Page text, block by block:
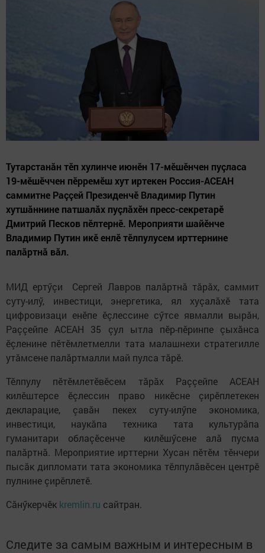
Тутарстанăн тӗп хулинче июнӗн 17-мӗшӗнчен пуçласа
19-мӗшӗччен пӗрремӗш хут иртекен Россия-АСЕАН
саммитне Раççей Президенчӗ Владимир Путин
хутшăннине патшалăх пуçлăхӗн пресс-секретарӗ
Дмитрий Песков пӗлтернӗ. Мероприяти шайӗнче
Владимир Путин икӗ енлӗ тӗлпулусем ирттернине
палăртнă вăл.
МИД ертӳçи Сергей Лавров палăртнă тăрăх, саммит
суту-илӳ, инвестици, энергетика, ял хуçалăхӗ тата
цифровизаци енӗпе ӗçлессине сӳтсе явмалли вырăн,
Раççейпе АСЕАН 35 çул ытла пӗр-пӗринпе çыхăнса
ӗçленине пӗтӗмлетмелли тата малашнехи стратегилле
утăмсене палăртмалли май пулса тăрӗ.
Тӗлпулу пӗтӗмлетӗвӗсем тăрăх Раççейпе АСЕАН
килӗштерсе ӗçлессин право никӗсне çирӗплетекен
декларацие, çавăн пекех суту-илӳпе экономика,
инвестици, наукăпа техника тата культурăпа
гуманитари облаçӗсенче килӗшӳсене алă пусма
палăртнă. Мероприятие ирттерни Хусан пӗтӗм тӗнчери
пысăк дипломати тата экономика тӗлпулăвӗсен центрӗ
пулнине çирӗплетӗ.
Сăнӳкерчӗк kremlin.ru сайтран.
Следите за самым важным и интересным в